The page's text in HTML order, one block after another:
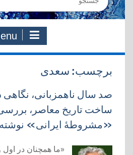
for:
برچسب: سعدی
صد سال ناهمزبانی،
ساخت تاریخ معاصر،
«مشروطۀ ایرانی» نوشته
«ما همچنان در